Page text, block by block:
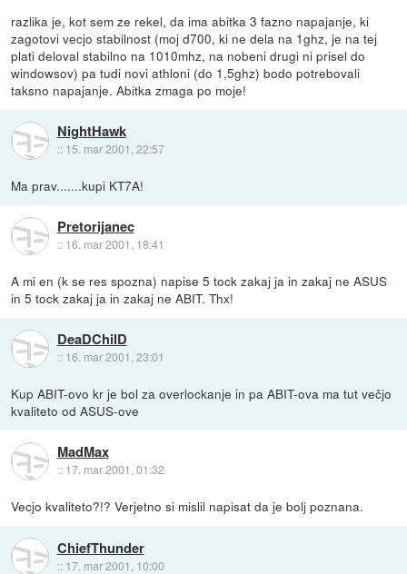
razlika je, kot sem ze rekel, da ima abitka 3 fazno napajanje, ki
zagotovi vecjo stabilnost (moj d700, ki ne dela na 1ghz, je na tej
plati deloval stabilno na 1010mhz, na nobeni drugi ni prisel do
windowsov) pa tudi novi athloni (do 1,5ghz) bodo potrebovali
taksno napajanje. Abitka zmaga po moje!
NightHawk
:: 15. mar 2001, 22:57
Ma prav.......kupi KT7A!
Pretorijanec
:: 16. mar 2001, 18:41
A mi en (k se res spozna) napise 5 tock zakaj ja in zakaj ne ASUS
in 5 tock zakaj ja in zakaj ne ABIT. Thx!
DeaDChilD
:: 16. mar 2001, 23:01
Kup ABIT-ovo kr je bol za overlockanje in pa ABIT-ova ma tut večjo
kvaliteto od ASUS-ove
MadMax
:: 17. mar 2001, 01:32
Vecjo kvaliteto?!? Verjetno si mislil napisat da je bolj poznana.
ChiefThunder
:: 17. mar 2001, 10:00